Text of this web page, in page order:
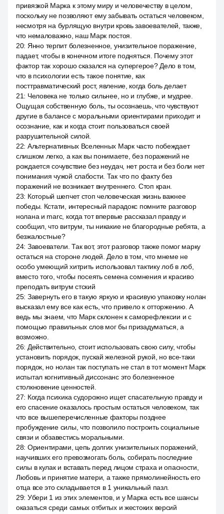
привязкой Марка к этому миру и человечеству в целом,
поскольку не позволяют ему забывать остаться человеком,
несмотря на бурлящую внутри кровь завоевателей, также,
что немаловажно, наш Марк постоя.
20: Янно терпит болезненное, унизительное поражение,
падает, чтобы в конечном итоге подняться. Почему этот
фактор так хорошо сказался на супергерое? Дело в том,
что в психологии есть такое понятие, как
посттравматический рост, явление, когда боль делает
21: Человека не только сильнее, но и глубже, и мудрее.
Ощущая собственную боль, ты осознаешь, что чувствуют
другие в балансе с моральными ориентирами приходит и
осознание, как и когда стоит пользоваться своей
разрушительной силой.
22: Альтернативных Вселенных Марк часто побеждает
слишком легко, а как вы понимаете, без поражений не
рождается сочувствие без неудач, нет роста и без боли нет
понимания чужой слабости. Так что по факту без
поражений не возникает внутреннего. Стоп кран.
23: Который шепчет стоп человеческая жизнь важнее
победы. Кстати, интересный парадокс помните разговор
нолана и marc, когда тот впервые рассказал правду и
сообщил, что витрум, ты никакие не благородные ребята, а
безжалостные?
24: Завоеватели. Так вот, этот разговор также помог марку
остаться на стороне людей. Дело в том, что мнеме не
особо умеющий хитрить использовал тактику лоб в лоб,
вместо того, чтобы посеять семена сомнения и красиво
преподать витрум стский
25: Завернуть его в такую яркую и красивую упаковку нолан
высказал ему все как есть, что привело к отторжению. А
ведь мы знаем, что Марк склонен к саморефлексии и с
помощью правильных слов мог бы призадуматься, а
возможно.
26: Действительно, стоит использовать свою силу, чтобы
установить порядок, пускай железной рукой, но все-таки
порядок, но нолан так поступать не стал в тот момент Марк
испытал когнитивный диссонанс это болезненное
столкновение ценностей.
27: Когда психика судорожно ищет спасательную правду и
его спасение оказалось простым остаться человеком, так
что все вышеперечисленные факторы позднее
пробуждение силы, что позволило построить социальные
связи и обзавестись моральными.
28: Ориентирами, цепь долгих унизительных поражений,
научивших его превозмогать боль, собирать последние
силы в кулак и вставать перед лицом страха и опасности,
Любовь и принятие матери, а также прямолинейность его
отца все это складывается в 1 уникальный пазл.
29: Убери 1 из этих элементов, и у Марка есть все шансы
оказаться среди самых отбитых и жестоких версий